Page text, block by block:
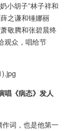
小胡子”林子祥和
之谦和锤娜丽
敬腾和张碧晨终
观众，唱给节
唱《病态》发人
词，也是他第一